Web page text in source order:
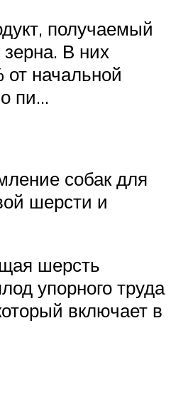
получаемый
зерна. В них
от начальной
пи…
собак для
шерсти и
шерсть
упорного труда
включает в